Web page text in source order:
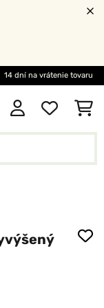
14 dní na vrátenie tovaru